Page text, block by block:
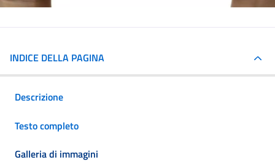
INDICE DELLA PAGINA
Descrizione
Testo completo
Galleria di immagini